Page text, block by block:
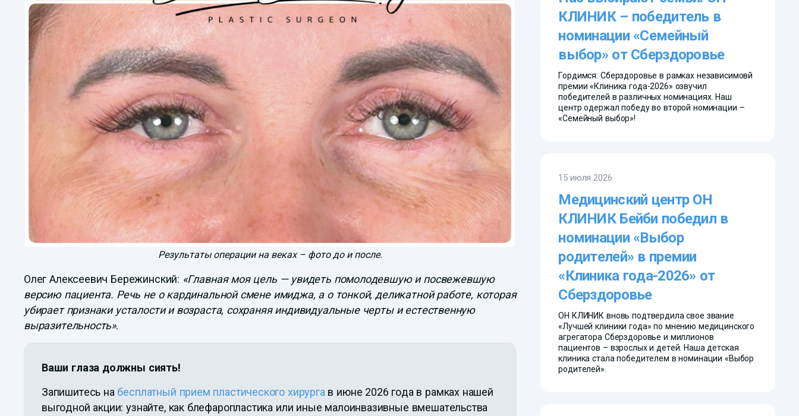
Результаты операции на веках – фото до и после.
Олег Алексеевич Бережинский: «Главная моя цель — увидеть помолодевшую и посвежевшую
версию пациента. Речь не о кардинальной смене имиджа, а о тонкой, деликатной работе, которая
убирает признаки усталости и возраста, сохраняя индивидуальные черты и естественную
выразительность».
Ваши глаза должны сиять!
Запишитесь на бесплатный прием пластического хирурга в июне 2026 года в рамках нашей
выгодной акции: узнайте, как блефаропластика или иные малоинвазивные вмешательства
КЛИНИК – победитель в
номинации «Семейный
выбор» от Сберздоровье
Гордимся: Сберздоровье в рамках независимовй
премии «Клиника года-2026» озвучил
победителей в различных номинациях. Наш
центр одержал победу во второй номинации –
«Семейный выбор»!
15 июля 2026
Медицинский центр ОН
КЛИНИК Бейби победил в
номинации «Выбор
родителей» в премии
«Клиника года-2026» от
Сберздоровье
ОН КЛИНИК вновь подтвердила свое звание
«Лучшей клиники года» по мнению медицинского
агрегатора Сберздоровье и миллионов
пациентов – взрослых и детей. Наша детская
клиника стала победителем в номинации «Выбор
родителей».